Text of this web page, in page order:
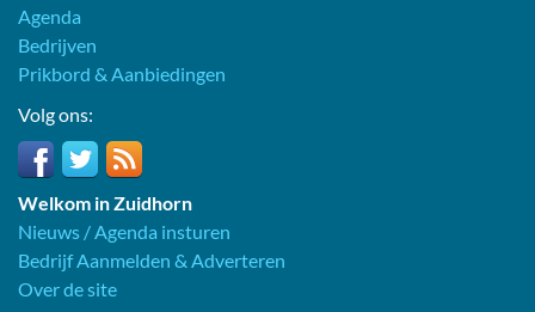
Agenda
Bedrijven
Prikbord & Aanbiedingen
Volg ons:
Welkom in Zuidhorn
Nieuws / Agenda insturen
Bedrijf Aanmelden & Adverteren
Over de site